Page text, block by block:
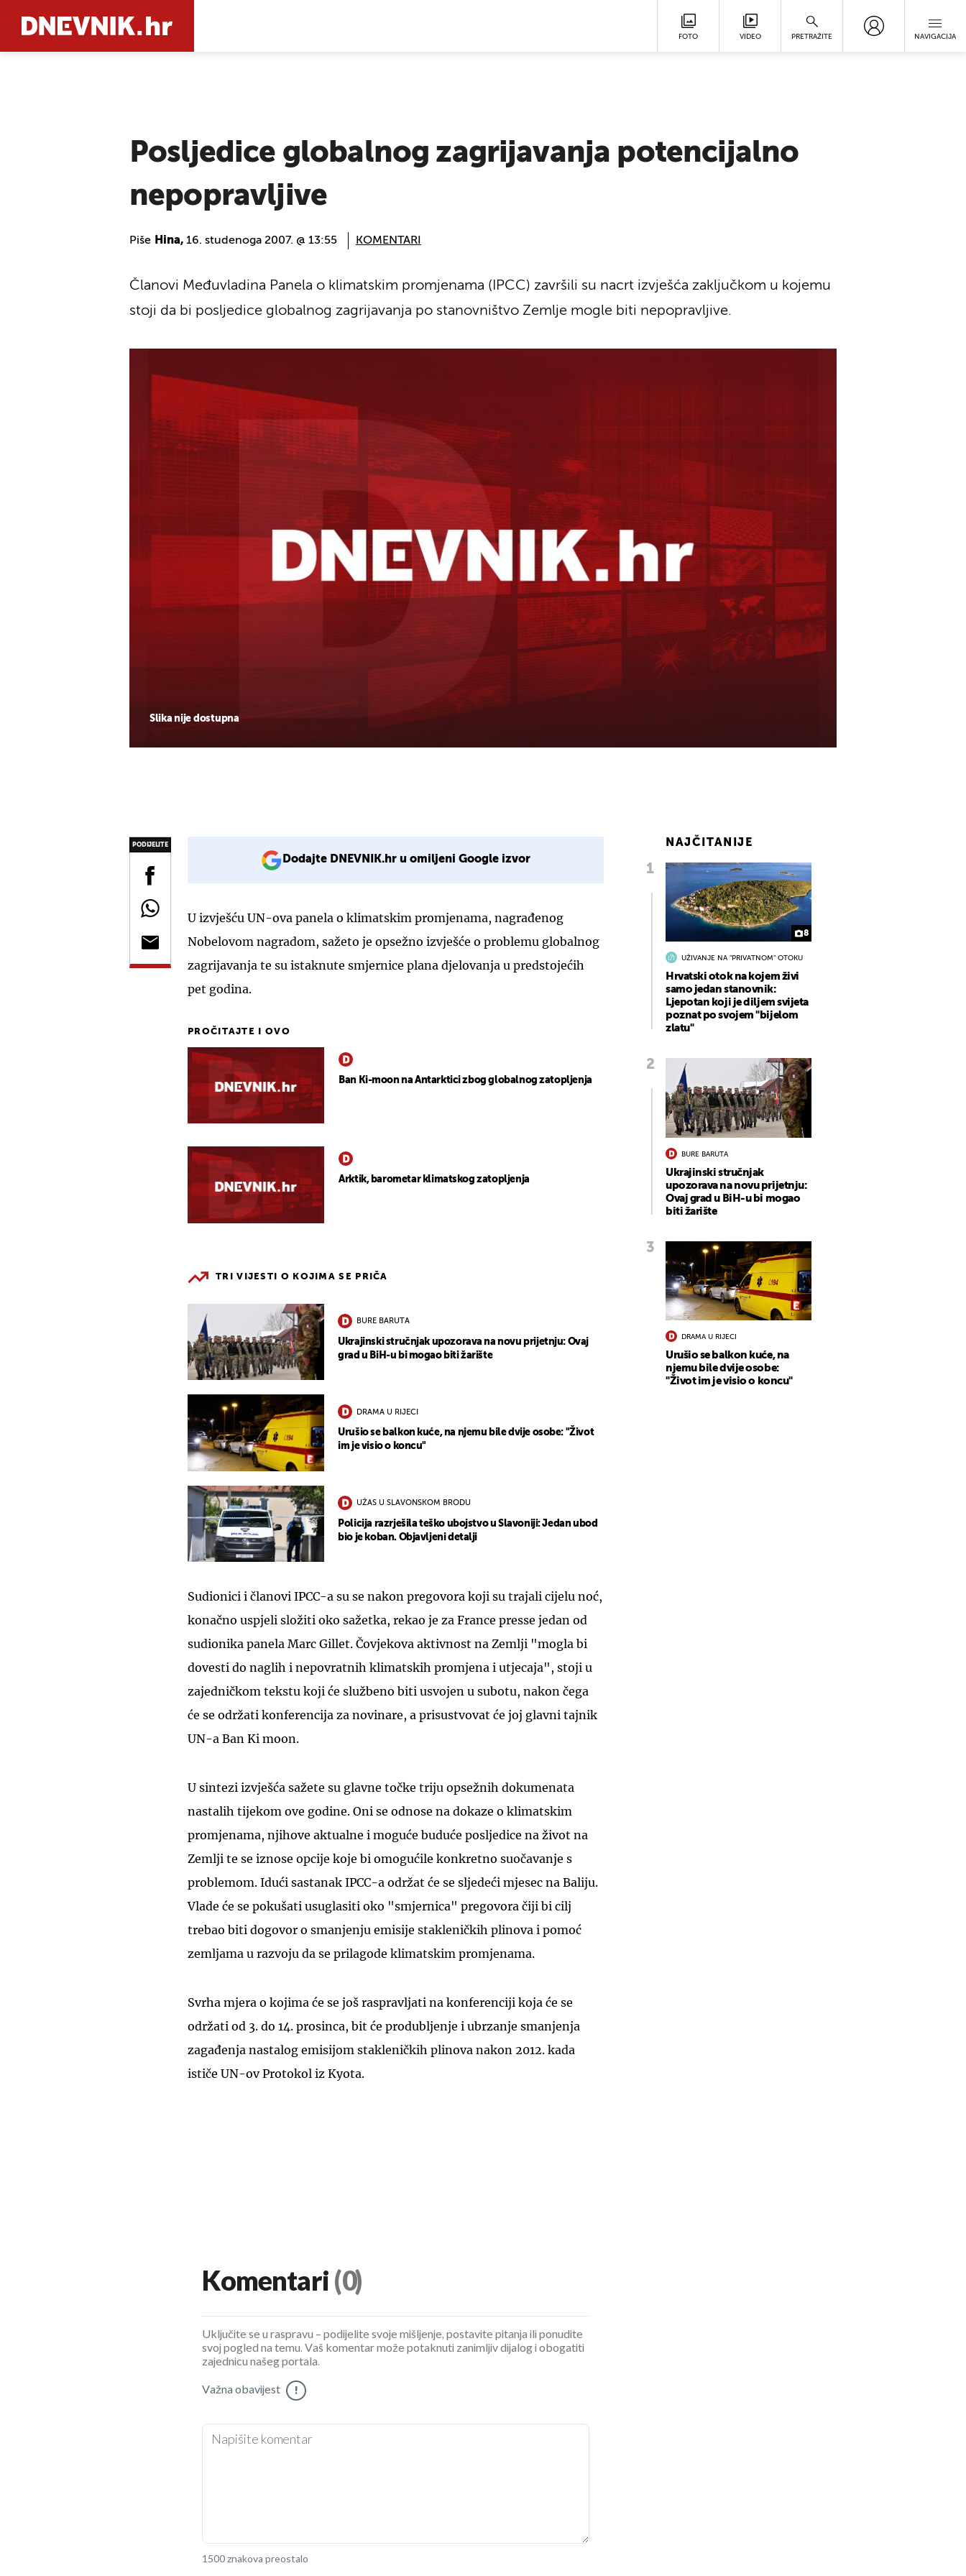
FOTO VIDEO PRETRAŽITE NAVIGACIJA
Posljedice globalnog zagrijavanja potencijalno
nepopravljive
Piše Hina, 16. studenoga 2007. @ 13:55 KOMENTARI
Slika nije dostupna
Članovi Međuvladina Panela o klimatskim promjenama (IPCC) završili su nacrt izvješća zaključkom u kojemu
stoji da bi posljedice globalnog zagrijavanja po stanovništvo Zemlje mogle biti nepopravljive.
PODIJELITE
Dodajte DNEVNIK.hr u omiljeni Google izvor
U izvješću UN-ova panela o klimatskim promjenama, nagrađenog
Nobelovom nagradom, sažeto je opsežno izvješće o problemu globalnog
zagrijavanja te su istaknute smjernice plana djelovanja u predstojećih
pet godina.
PROČITAJTE I OVO
Ban Ki-moon na Antarktici zbog globalnog zatopljenja
Arktik, barometar klimatskog zatopljenja
TRI VIJESTI O KOJIMA SE PRIČA
BURE BARUTA
Ukrajinski stručnjak upozorava na novu prijetnju: Ovaj
grad u BiH-u bi mogao biti žarište
DRAMA U RIJECI
Urušio se balkon kuće, na njemu bile dvije osobe: "Život
im je visio o koncu"
UŽAS U SLAVONSKOM BRODU
Policija razrješila teško ubojstvo u Slavoniji: Jedan ubod
bio je koban. Objavljeni detalji
Sudionici i članovi IPCC-a su se nakon pregovora koji su trajali cijelu noć,
konačno uspjeli složiti oko sažetka, rekao je za France presse jedan od
sudionika panela Marc Gillet. Čovjekova aktivnost na Zemlji "mogla bi
dovesti do naglih i nepovratnih klimatskih promjena i utjecaja", stoji u
zajedničkom tekstu koji će službeno biti usvojen u subotu, nakon čega
će se održati konferencija za novinare, a prisustvovat će joj glavni tajnik
UN-a Ban Ki moon.
U sintezi izvješća sažete su glavne točke triju opsežnih dokumenata
nastalih tijekom ove godine. Oni se odnose na dokaze o klimatskim
promjenama, njihove aktualne i moguće buduće posljedice na život na
Zemlji te se iznose opcije koje bi omogućile konkretno suočavanje s
problemom. Idući sastanak IPCC-a održat će se sljedeći mjesec na Baliju.
Vlade će se pokušati usuglasiti oko "smjernica" pregovora čiji bi cilj
trebao biti dogovor o smanjenju emisije stakleničkih plinova i pomoć
zemljama u razvoju da se prilagode klimatskim promjenama.
Svrha mjera o kojima će se još raspravljati na konferenciji koja će se
održati od 3. do 14. prosinca, bit će produbljenje i ubrzanje smanjenja
zagađenja nastalog emisijom stakleničkih plinova nakon 2012. kada
ističe UN-ov Protokol iz Kyota.
NAJČITANIJE
8
UŽIVANJE NA "PRIVATNOM" OTOKU
Hrvatski otok na kojem živi
samo jedan stanovnik:
Ljepotan koji je diljem svijeta
poznat po svojem "bijelom
zlatu"
BURE BARUTA
Ukrajinski stručnjak
upozorava na novu prijetnju:
Ovaj grad u BiH-u bi mogao
biti žarište
DRAMA U RIJECI
Urušio se balkon kuće, na
njemu bile dvije osobe:
"Život im je visio o koncu"
Komentari (0)
Uključite se u raspravu – podijelite svoje mišljenje, postavite pitanja ili ponudite
svoj pogled na temu. Vaš komentar može potaknuti zanimljiv dijalog i obogatiti
zajednicu našeg portala.
Važna obavijest !
1500 znakova preostalo